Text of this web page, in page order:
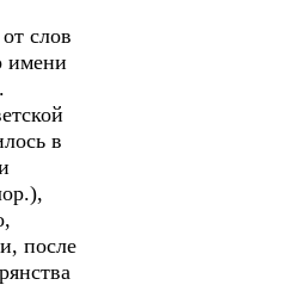
слов
имени
в
после